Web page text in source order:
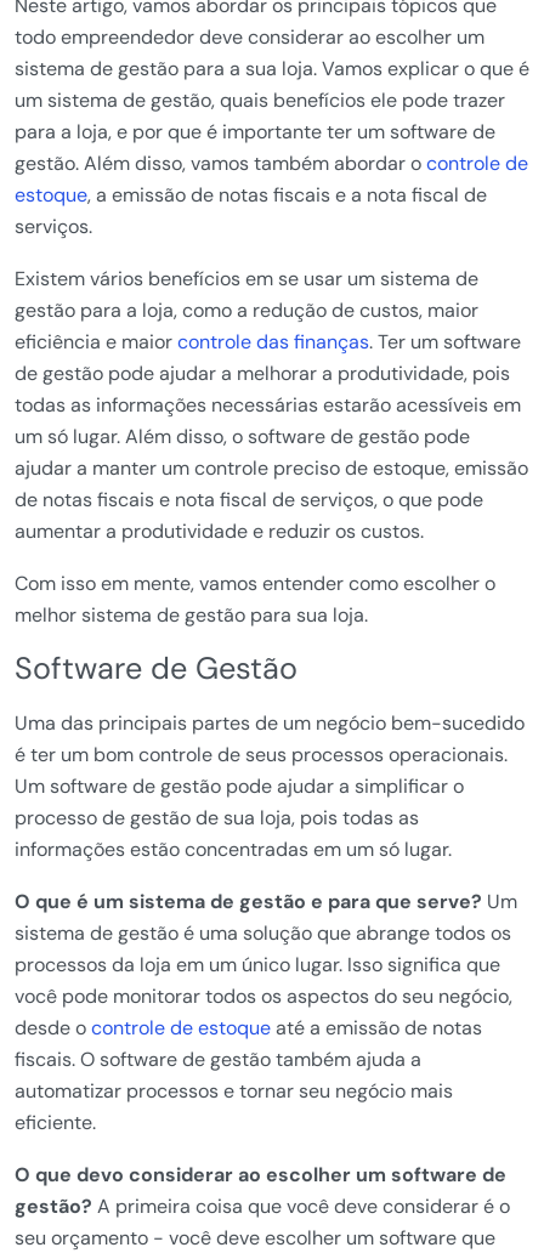
Neste artigo, vamos abordar os principais tópicos que
todo empreendedor deve considerar ao escolher um
sistema de gestão para a sua loja. Vamos explicar o que é
um sistema de gestão, quais benefícios ele pode trazer
para a loja, e por que é importante ter um software de
gestão. Além disso, vamos também abordar ocontrole de
estoque, a emissão de notas fiscais e a nota fiscal de
serviços.
Existem vários benefícios em se usar um sistema de
gestão para a loja, como a redução de custos, maior
eficiência e maiorcontrole das finanças. Ter um software
de gestão pode ajudar a melhorar a produtividade, pois
todas as informações necessárias estarão acessíveis em
um só lugar. Além disso, o software de gestão pode
ajudar a manter um controle preciso de estoque, emissão
de notas fiscais e nota fiscal de serviços, o que pode
aumentar a produtividade e reduzir os custos.
Com isso em mente, vamos entender como escolher o
melhor sistema de gestão para sua loja.
Software de Gestão
Uma das principais partes de um negócio bem-sucedido
é ter um bom controle de seus processos operacionais.
Um software de gestão pode ajudar a simplificar o
processo de gestão de sua loja, pois todas as
informações estão concentradas em um só lugar.
O que é um sistema de gestão e para que serve? Um
sistema de gestão é uma solução que abrange todos os
processos da loja em um único lugar. Isso significa que
você pode monitorar todos os aspectos do seu negócio,
desde ocontrole de estoqueaté a emissão de notas
fiscais. O software de gestão também ajuda a
automatizar processos e tornar seu negócio mais
eficiente.
O que devo considerar ao escolher um software de
gestão? A primeira coisa que você deve considerar é o
seu orçamento - você deve escolher um software que